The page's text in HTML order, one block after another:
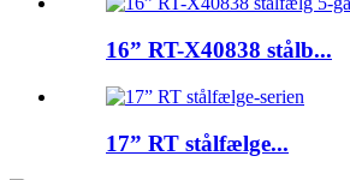
16” RT-X40838 stålb...
17” RT stålfælge...